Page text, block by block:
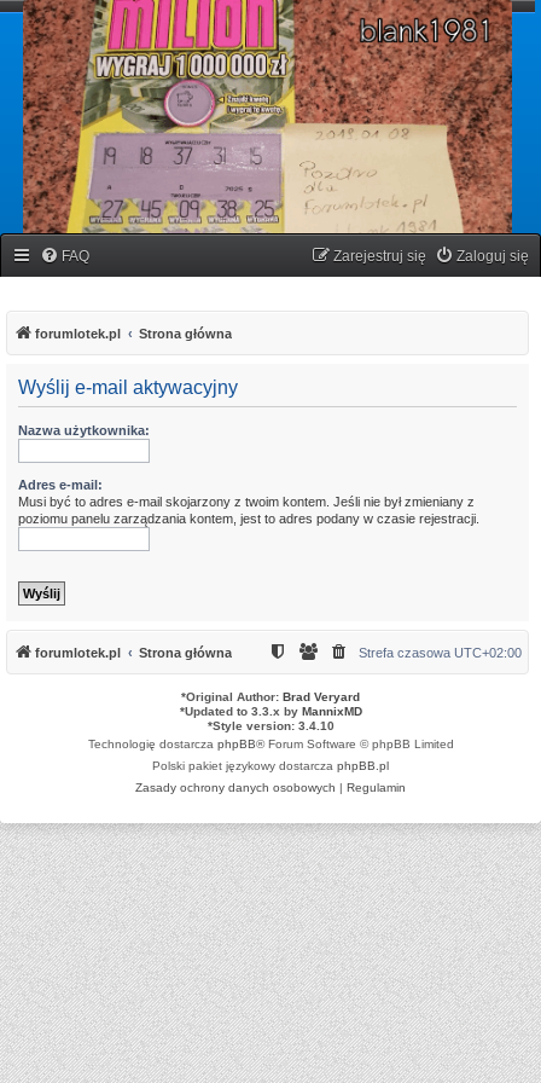
forumlotek.pl
Forum gier liczbowych
FAQ Zaloguj się
Zarejestruj się
forumlotek.pl Strona główna
Wyślij e-mail aktywacyjny
Nazwa użytkownika:
Adres e-mail:
Musi być to adres e-mail skojarzony z twoim kontem. Jeśli nie był zmieniany z
poziomu panelu zarządzania kontem, jest to adres podany w czasie rejestracji.
forumlotek.pl Strona główna Strefa czasowa UTC+02:00
*Original Author: Brad Veryard
*Updated to 3.3.x by MannixMD
*Style version: 3.4.10
Technologię dostarcza phpBB® Forum Software © phpBB Limited
Polski pakiet językowy dostarcza phpBB.pl
Zasady ochrony danych osobowych | Regulamin